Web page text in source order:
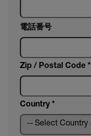
電話番号
Zip / Postal Code *
Country *